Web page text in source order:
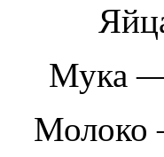
Мука —
Молоко